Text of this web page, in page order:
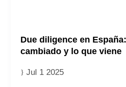
Due diligence en
cambiado y lo que viene
Jul 1 2025